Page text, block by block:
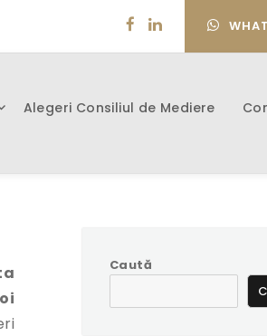
Alegeri Consiliul de Mediere
Caută